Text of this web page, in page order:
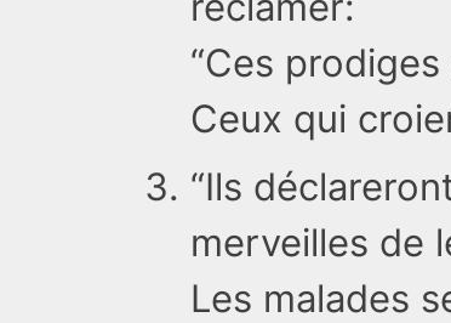
“Ces
Ceux qui
“Ils
merveilles de
Les malades